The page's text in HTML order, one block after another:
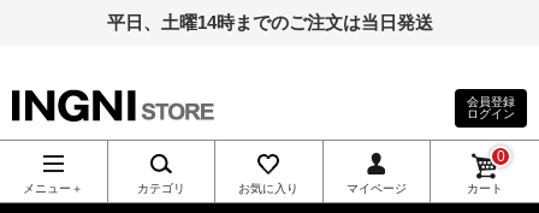
平日、土曜14時までのご注文は当日発送
INGNI（イン
グ）公式通
会員登録
ログイン
メニュー＋ カテゴリ お気に入り マイページ カート
0